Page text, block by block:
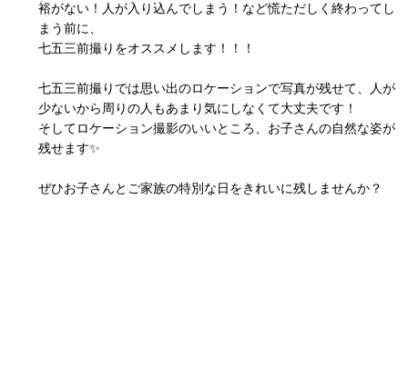
裕がない！人が入り込んでしまう！など慌ただしく終わってし
まう前に、
七五三前撮りをオススメします！！！
七五三前撮りでは思い出のロケーションで写真が残せて、人が
少ないから周りの人もあまり気にしなくて大丈夫です！
そしてロケーション撮影のいいところ、お子さんの自然な姿が
残せます✨
ぜひお子さんとご家族の特別な日をきれいに残しませんか？